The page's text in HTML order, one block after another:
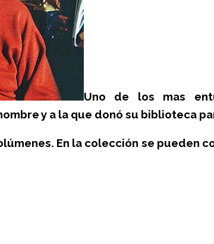
Uno de los mas
y a la que donó su biblioteca
En la colección se pueden